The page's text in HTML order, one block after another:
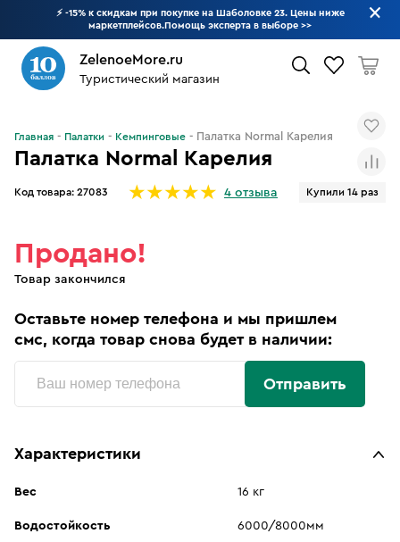
⚡ -15% к скидкам при покупке на Шаболовке 23. Цены ниже
маркетплейсов.Помощь эксперта в выборе >>
ZelenoeMore.ru
Туристический магазин
Палатка Normal Карелия
Код товара: 27083 4 отзыва Купили 14 раз
Главная Палатки Кемпинговые Палатка Normal Карелия
Продано!
Товар закончился
Оставьте номер телефона и мы пришлем
смс, когда товар снова будет в наличии:
Отправить
Характеристики
Вес 16 кг
Водостойкость 6000/8000мм